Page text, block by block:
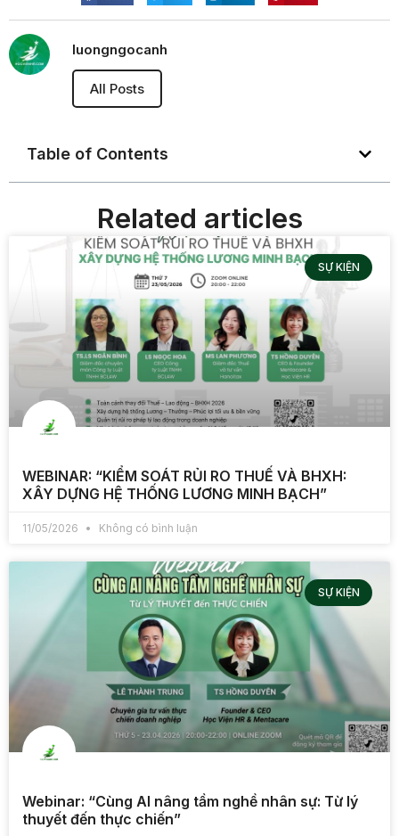
luongngocanh
All Posts
Table of Contents
Related articles
SỰ KIỆN
WEBINAR: “KIỂM SOÁT RỦI RO THUẾ VÀ BHXH:
XÂY DỰNG HỆ THỐNG LƯƠNG MINH BẠCH”
11/05/2026 Không có bình luận
SỰ KIỆN
Webinar: “Cùng AI nâng tầm nghề nhân sự: Từ lý
thuyết đến thực chiến”